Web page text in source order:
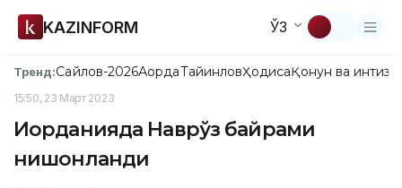
KAZINFORM ЎЗ
Тренд:Сайлов-2026АқордаТайинловҲодисаҚонун ва
15:50, 23 Март 2023
Иорданияда Наврўз байрами
нишонланди